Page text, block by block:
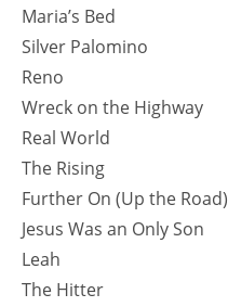
Maria’s Bed
Silver Palomino
Reno
Wreck on the Highway
Real World
The Rising
Further On (Up the Road)
Jesus Was an Only Son
Leah
The Hitter